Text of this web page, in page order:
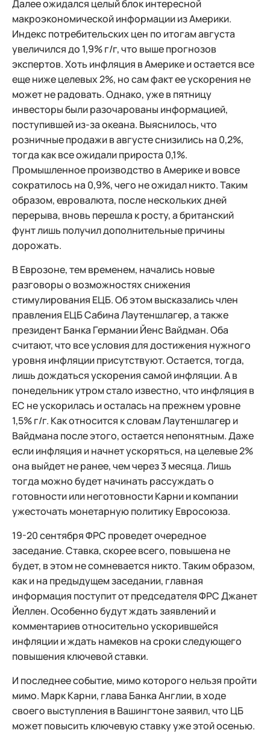
Далее ожидался целый блок интересной
макроэкономической информации из Америки.
Индекс потребительских цен по итогам августа
увеличился до 1,9% г/г, что выше прогнозов
экспертов. Хоть инфляция в Америке и остается все
еще ниже целевых 2%, но сам факт ее ускорения не
может не радовать. Однако, уже в пятницу
инвесторы были разочарованы информацией,
поступившей из-за океана. Выяснилось, что
розничные продажи в августе снизились на 0,2%,
тогда как все ожидали прироста 0,1%.
Промышленное производство в Америке и вовсе
сократилось на 0,9%, чего не ожидал никто. Таким
образом, евровалюта, после нескольких дней
перерыва, вновь перешла к росту, а британский
фунт лишь получил дополнительные причины
дорожать.
В Еврозоне, тем временем, начались новые
разговоры о возможностях снижения
стимулирования ЕЦБ. Об этом высказались член
правления ЕЦБ Сабина Лаутеншлагер, а также
президент Банка Германии Йенс Вайдман. Оба
считают, что все условия для достижения нужного
уровня инфляции присутствуют. Остается, тогда,
лишь дождаться ускорения самой инфляции. А в
понедельник утром стало известно, что инфляция в
ЕС не ускорилась и осталась на прежнем уровне
1,5% г/г. Как относится к словам Лаутеншлагер и
Вайдмана после этого, остается непонятным. Даже
если инфляция и начнет ускоряться, на целевые 2%
она выйдет не ранее, чем через 3 месяца. Лишь
тогда можно будет начинать рассуждать о
готовности или неготовности Карни и компании
ужесточать монетарную политику Евросоюза.
19-20 сентября ФРС проведет очередное
заседание. Ставка, скорее всего, повышена не
будет, в этом не сомневается никто. Таким образом,
как и на предыдущем заседании, главная
информация поступит от председателя ФРС Джанет
Йеллен. Особенно будут ждать заявлений и
комментариев относительно ускорившейся
инфляции и ждать намеков на сроки следующего
повышения ключевой ставки.
И последнее событие, мимо которого нельзя пройти
мимо. Марк Карни, глава Банка Англии, в ходе
своего выступления в Вашингтоне заявил, что ЦБ
может повысить ключевую ставку уже этой осенью.